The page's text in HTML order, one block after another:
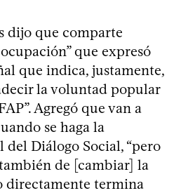
dijo que comparte
que expresó
que indica, justamente,
la voluntad popular
Agregó que van a
se haga la
Diálogo Social, “pero
de [cambiar] la
directamente termina